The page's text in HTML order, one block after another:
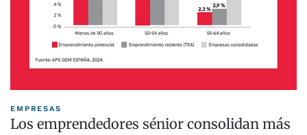
EMPRESAS
Los emprendedores sénior consolidan más